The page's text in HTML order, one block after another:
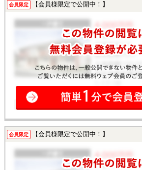
会員限定 【会員様限定で公開中！】
会員限定 【会員様限定で公開中！】